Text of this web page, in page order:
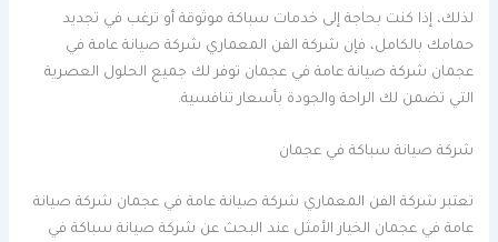
لذلك، إذا كنت بحاجة إلى خدمات سباكة موثوقة أو ترغب في تجديد
حمامك بالكامل، فإن شركة الفن المعماري شركة صيانة عامة في
عجمان شركة صيانة عامة في عجمان توفر لك جميع الحلول العصرية
التي تضمن لك الراحة والجودة بأسعار تنافسية.
شركة صيانة سباكة في عجمان
تعتبر شركة الفن المعماري شركة صيانة عامة في عجمان شركة صيانة
عامة في عجمان الخيار الأمثل عند البحث عن شركة صيانة سباكة في